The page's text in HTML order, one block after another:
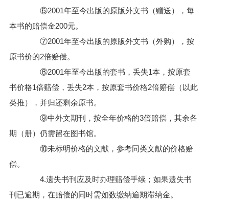
⑥2001年至今出版的原版外文书（赠送），每
本书的赔偿金200元。
⑦2001年至今出版的原版外文书（外购），按
原书价的2倍赔偿。
⑧2001年至今出版的套书，丢失1本，按原套
书价格1倍赔偿，丢失2本，按原套书价格2倍赔偿（以此
类推），并归还剩余原书。
⑨中外文期刊，按全年价格的3倍赔偿，其余各
期（册）仍需留在图书馆。
⑩未标明价格的文献，参考同类文献的价格赔
偿。
4.遗失书刊应及时办理赔偿手续；如果遗失书
刊已逾期，在赔偿的同时需如数缴纳逾期滞纳金。